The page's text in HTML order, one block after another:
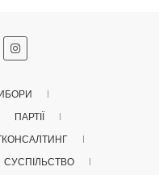
ПАРТІЇ
СУСПІЛЬСТВО